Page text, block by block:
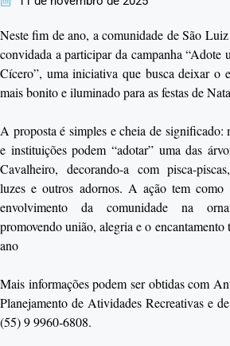
Neste fim de ano, a comunidade de São
convidada a participar da campanha “Adote
Cícero”, uma iniciativa que busca deixar o
mais bonito e iluminado para as festas de
A proposta é simples e cheia de significado:
e instituições podem “adotar” uma das
Cavalheiro, decorando-a com pisca-
luzes e outros adornos. A ação tem como
envolvimento da comunidade na
promovendo união, alegria e o encantamento
ano
Mais informações podem ser obtidas com
Planejamento de Atividades Recreativas e
(55) 9 9960-6808.